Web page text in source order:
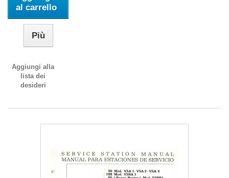
al carrello
Più
Aggiungi alla
lista dei
desideri